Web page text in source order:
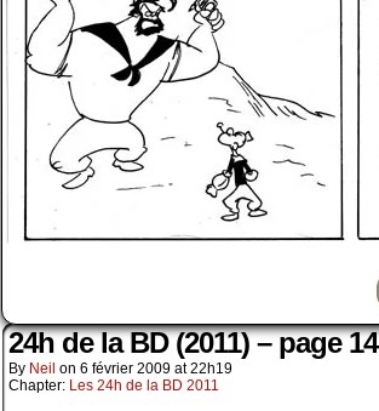
24h de la BD (2011) – page 14
By Neil on 6 février 2009 at22h19
Chapter: Les 24h de la BD 2011